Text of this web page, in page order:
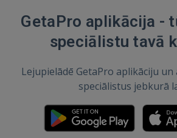
GetaPro aplikācija -
speciālistu tavā
Lejupielādē GetaPro aplikāciju
speciālistus jebkurā